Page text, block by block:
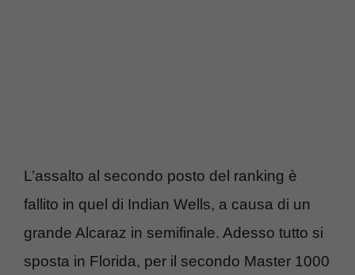
L’assalto al secondo posto del ranking è
fallito in quel di Indian Wells, a causa di un
grande Alcaraz in semifinale. Adesso tutto si
sposta in Florida, per il secondo Master 1000